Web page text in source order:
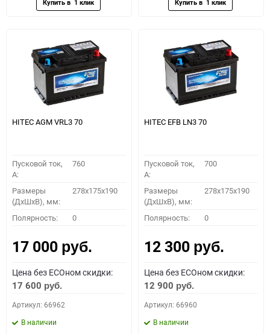
HITEC AGM VRL3 70
Пусковой ток,
A:
760
Размеры
(ДхШхВ), мм:
278x175x190
Полярность: 0
17 000 руб.
Цена без ECOном скидки:
17 600 руб.
Артикул: 66962
В наличии
HITEC EFB LN3 70
Пусковой ток,
A:
700
Размеры
(ДхШхВ), мм:
278x175x190
Полярность: 0
12 300 руб.
Цена без ECOном скидки:
12 900 руб.
Артикул: 66960
В наличии